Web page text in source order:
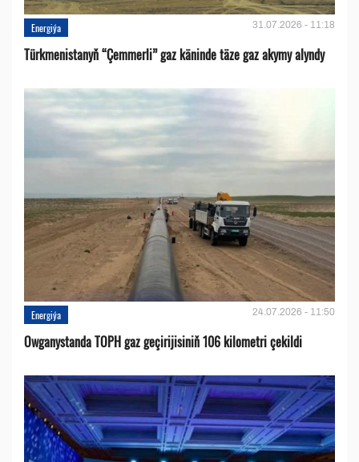
Energiýa 31.07.2026 - 11:18
Türkmenistanyň “Çemmerli” gaz käninde täze gaz akymy alyndy
Energiýa 24.07.2026 - 11:50
Owganystanda TOPH gaz geçirijisiniň 106 kilometri çekildi